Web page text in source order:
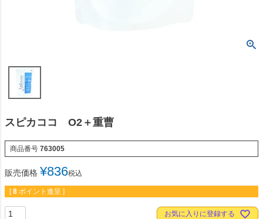
スピカココ O2＋重曹
商品番号 763005
販売価格 ¥836税込
[ 8 ポイント進呈 ]
お気に入りに登録する